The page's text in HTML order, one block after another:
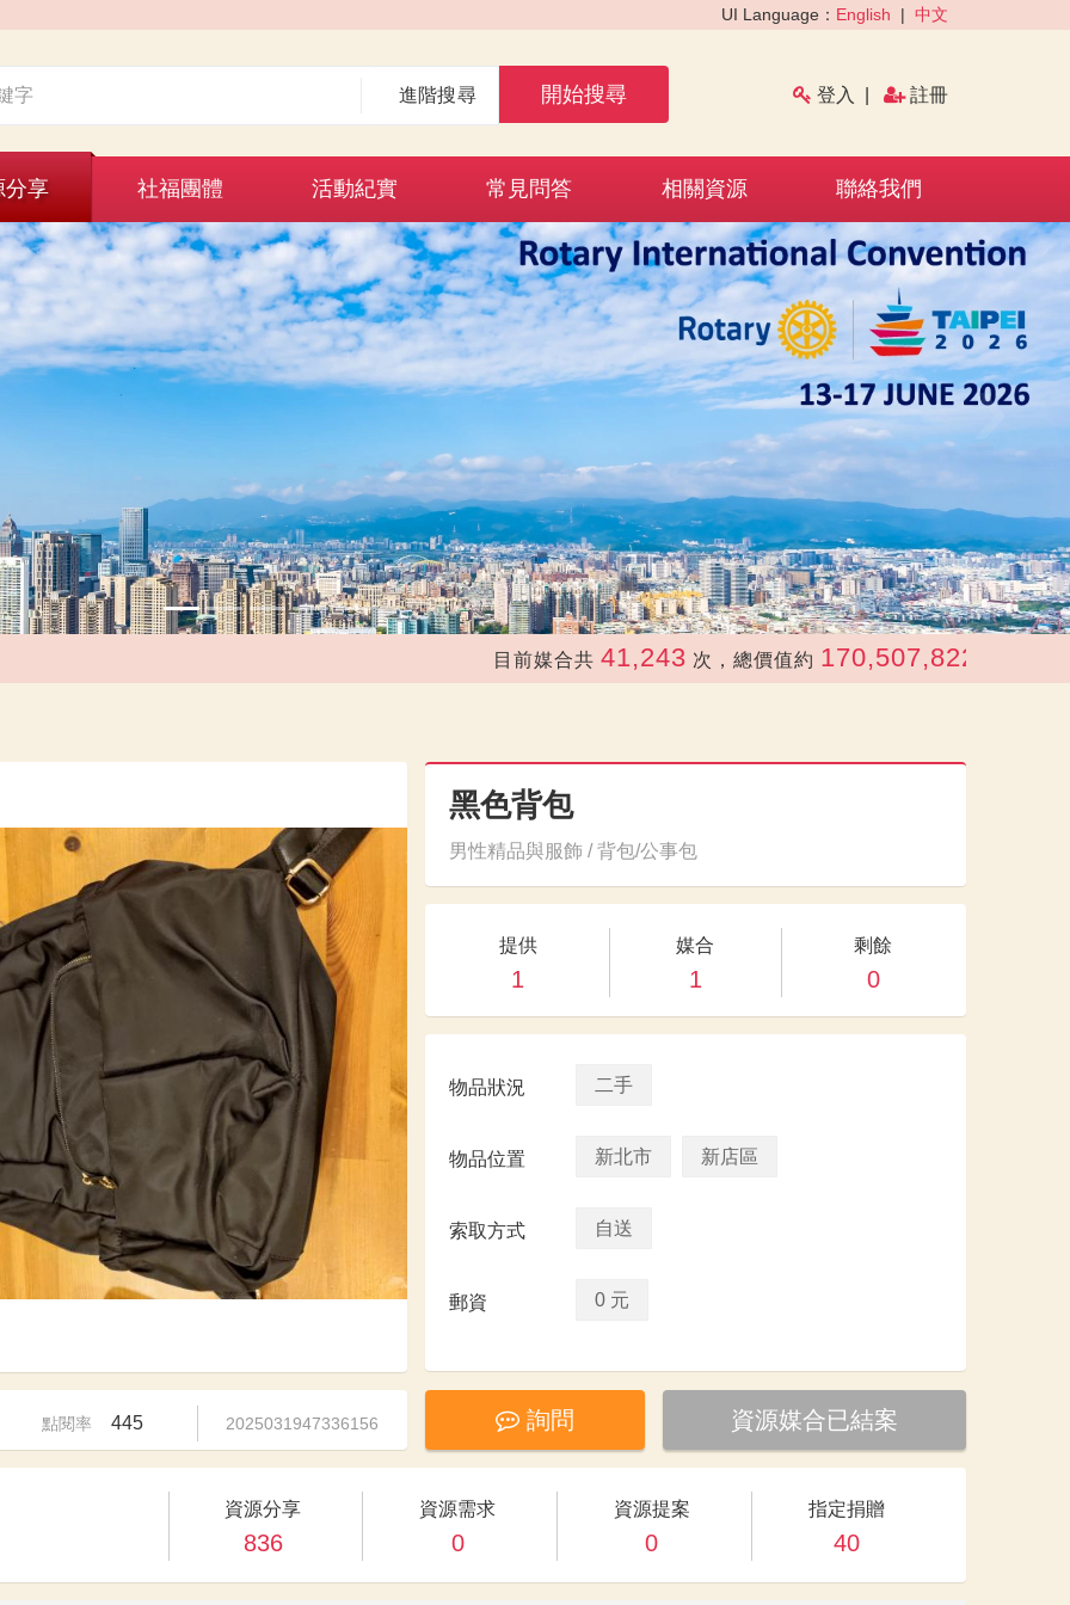
UI Language： English | 中文
進階搜尋 開始搜尋 登入 註冊
分享 社福團體 活動紀實 常見問答 相關資源 聯絡我們
›
目前媒合共 41,243 次，總價值約 170,507,822 元
黑色背包
男性精品與服飾 / 背包/公事包
提供
1
媒合
1
剩餘
0
物品狀況 二手
物品位置 新北市 新店區
索取方式 自送
郵資 0 元
點閱率 445 2025031947336156 詢問 資源媒合已結案
資源分享
836
資源需求
0
資源提案
0
指定捐贈
40